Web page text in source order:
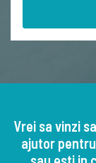
Vrei sa vinzi
ajutor